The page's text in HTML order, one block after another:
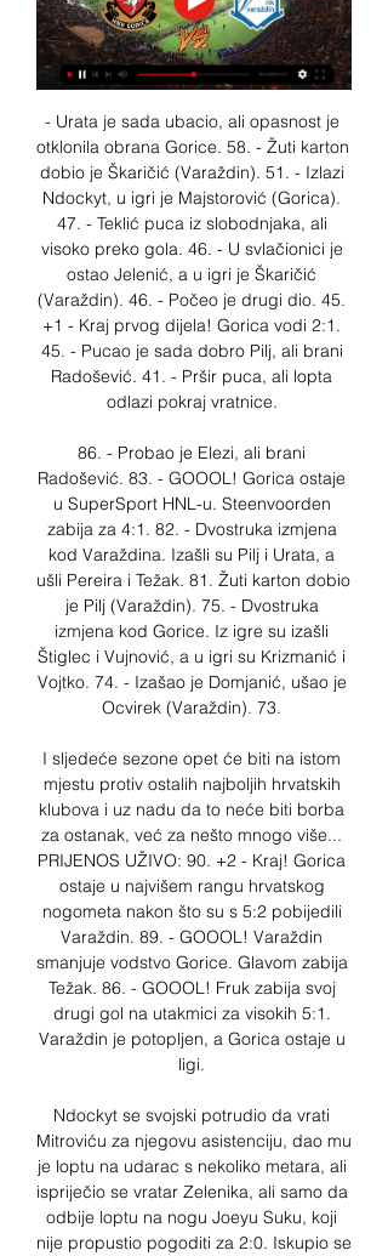
- Urata je sada ubacio, ali opasnost je
otklonila obrana Gorice. 58. - Žuti karton
dobio je Škaričić (Varaždin). 51. - Izlazi
Ndockyt, u igri je Majstorović (Gorica).
47. - Teklić puca iz slobodnjaka, ali
visoko preko gola. 46. - U svlačionici je
ostao Jelenić, a u igri je Škaričić
(Varaždin). 46. - Počeo je drugi dio. 45.
+1 - Kraj prvog dijela! Gorica vodi 2:1.
45. - Pucao je sada dobro Pilj, ali brani
Radošević. 41. - Pršir puca, ali lopta
odlazi pokraj vratnice.
86. - Probao je Elezi, ali brani
Radošević. 83. - GOOOL! Gorica ostaje
u SuperSport HNL-u. Steenvoorden
zabija za 4:1. 82. - Dvostruka izmjena
kod Varaždina. Izašli su Pilj i Urata, a
ušli Pereira i Težak. 81. Žuti karton dobio
je Pilj (Varaždin). 75. - Dvostruka
izmjena kod Gorice. Iz igre su izašli
Štiglec i Vujnović, a u igri su Krizmanić i
Vojtko. 74. - Izašao je Domjanić, ušao je
Ocvirek (Varaždin). 73.
I sljedeće sezone opet će biti na istom
mjestu protiv ostalih najboljih hrvatskih
klubova i uz nadu da to neće biti borba
za ostanak, već za nešto mnogo više...
PRIJENOS UŽIVO: 90. +2 - Kraj! Gorica
ostaje u najvišem rangu hrvatskog
nogometa nakon što su s 5:2 pobijedili
Varaždin. 89. - GOOOL! Varaždin
smanjuje vodstvo Gorice. Glavom zabija
Težak. 86. - GOOOL! Fruk zabija svoj
drugi gol na utakmici za visokih 5:1.
Varaždin je potopljen, a Gorica ostaje u
ligi.
Ndockyt se svojski potrudio da vrati
Mitroviću za njegovu asistenciju, dao mu
je loptu na udarac s nekoliko metara, ali
ispriječio se vratar Zelenika, ali samo da
odbije loptu na nogu Joeyu Suku, koji
nije propustio pogoditi za 2:0. Iskupio se